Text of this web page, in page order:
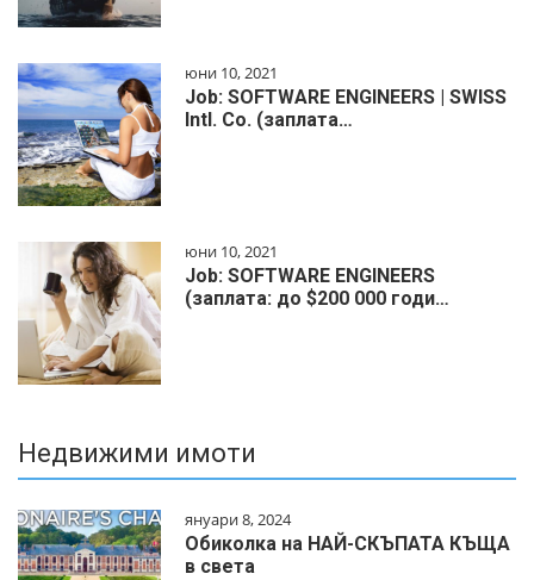
юни 10, 2021
Job: SOFTWARE ENGINEERS | SWISS
Intl. Co. (заплата…
юни 10, 2021
Job: SOFTWARE ENGINEERS
(заплата: до $200 000 годи…
Недвижими имоти
януари 8, 2024
Обиколка на НАЙ-СКЪПАТА КЪЩА
в света